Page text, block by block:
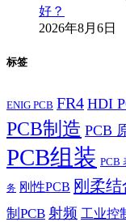
好？
2026年8月6日
标签
ENIG PCB FR4 HDI
PCB制造 PCB
PCB组装 PCB
务 刚性PCB 刚柔结
制PCB 射频 工业控